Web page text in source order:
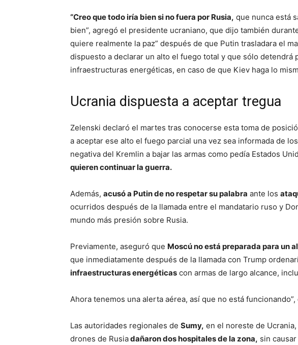
“Creo que todo iría bien si no fuera por Rusia, que nunca está
bien”, agregó el presidente ucraniano, que dijo también
quiere realmente la paz” después de que Putin trasladara el
dispuesto a declarar un alto el fuego total y que sólo detendrá
infraestructuras energéticas, en caso de que Kiev haga lo
Ucrania dispuesta a aceptar tregua
Zelenski declaró el martes tras conocerse esta toma de
a aceptar ese alto el fuego parcial una vez sea informada de
negativa del Kremlin a bajar las armas como pedía Estados
quieren continuar la guerra.
Además, acusó a Putin de no respetar su palabra ante los
ocurridos después de la llamada entre el mandatario ruso y
mundo más presión sobre Rusia.
Previamente, aseguró que Moscú no está preparada para un
que inmediatamente después de la llamada con Trump
infraestructuras energéticas con armas de largo alcance,
Ahora tenemos una alerta aérea, así que no está
Las autoridades regionales de Sumy, en el noreste de
drones de Rusiadañaron dos hospitales de la zona, sin